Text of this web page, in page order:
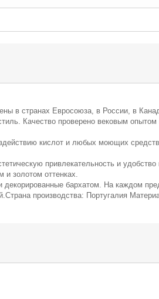
в странах Евросоюза, в России, в
Качество проверено вековым
кислот и любых моющих
привлекательность и удобство
и золотом оттенках.
бархатом. На каждом
производства: Португалия